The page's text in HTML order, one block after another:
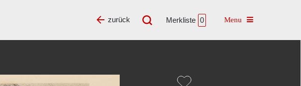
Merkliste 0 Toggle navigation
zurück